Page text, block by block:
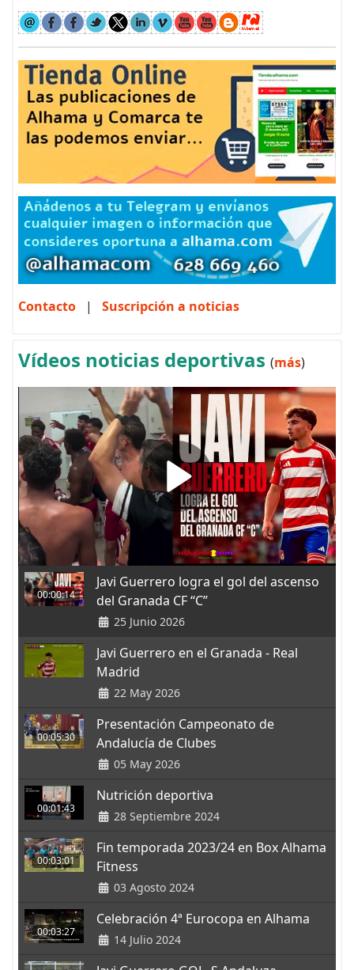
Contacto | Suscripción a noticias
Vídeos noticias deportivas (más)
00:00:14
Javi Guerrero logra el gol del ascenso
del Granada CF “C”
25 Junio 2026
Javi Guerrero en el Granada - Real
Madrid
22 May 2026
00:05:30
Presentación Campeonato de
Andalucía de Clubes
05 May 2026
00:01:43
Nutrición deportiva
28 Septiembre 2024
00:03:01
Fin temporada 2023/24 en Box Alhama
Fitness
03 Agosto 2024
00:03:27
Celebración 4ª Eurocopa en Alhama
14 Julio 2024